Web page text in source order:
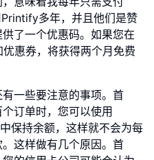
多年，并且他们是赞
了一个优惠码。如果您在
惠券，将获得两个月免费
一些要注意的事项。首
订单时，您可以使用
保持余额，这样就不会为每
这样做有几个原因。首